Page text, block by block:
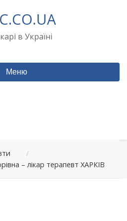
в Україні
Меню
/
– лікар терапевт ХАРКІВ